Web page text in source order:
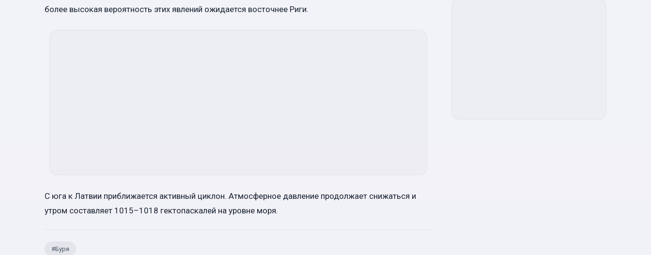
более высокая вероятность этих явлений ожидается восточнее Риги.
С юга к Латвии приближается активный циклон. Атмосферное давление продолжает снижаться и
утром составляет 1015–1018 гектопаскалей на уровне моря.
#Буря